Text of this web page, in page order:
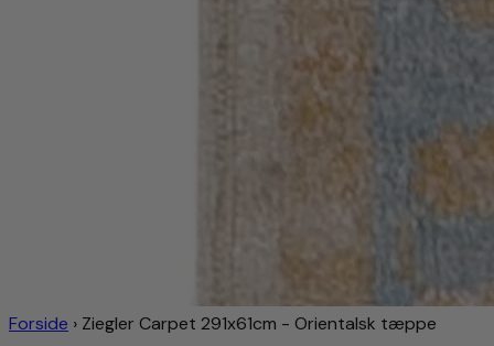
Forside › Ziegler Carpet 291x61cm - Orientalsk tæppe